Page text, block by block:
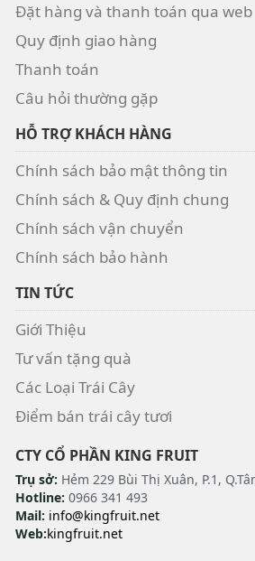
Đặt hàng và thanh toán qua web
Quy định giao hàng
Thanh toán
Câu hỏi thường gặp
HỖ TRỢ KHÁCH HÀNG
Chính sách bảo mật thông tin
Chính sách & Quy định chung
Chính sách vận chuyển
Chính sách bảo hành
TIN TỨC
Giới Thiệu
Tư vấn tặng quà
Các Loại Trái Cây
Điểm bán trái cây tươi
CTY CỔ PHẦN KING FRUIT
Trụ sở: Hẻm 229 Bùi Thị Xuân, P.1,
Hotline: 0966 341 493
Mail: info@kingfruit.net
Web:kingfruit.net